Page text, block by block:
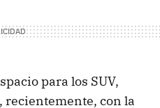
para los SUV,
recientemente, con la